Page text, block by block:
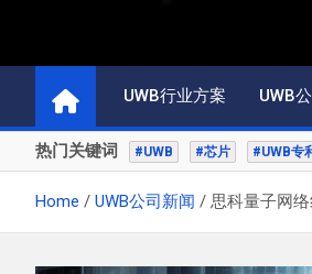
UWB行业方案 UWB
热门关键词 #UWB #芯片 #UWB专
Home UWB公司新闻 思科量子网